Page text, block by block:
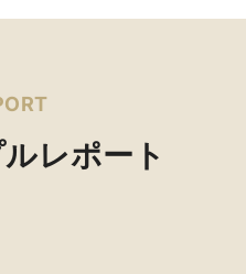
レポート